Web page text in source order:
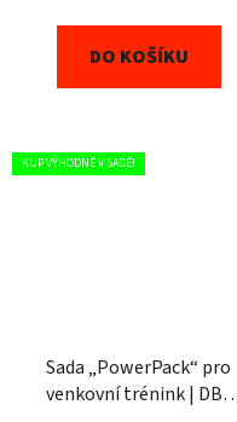
DO KOŠÍKU
KUP VÝHODNĚ V SADĚ!
Sada „PowerPack“ pro
venkovní trénink | DBX